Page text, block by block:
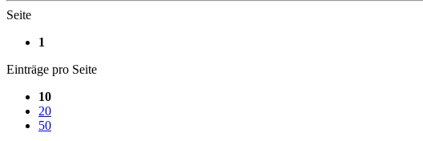
Seite
1
Einträge pro Seite
10
20
50